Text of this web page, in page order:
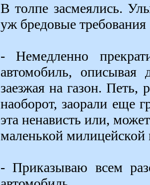
В толпе засмеялись.
уж бредовые требования
- Немедленно
автомобиль,
заезжая на газон. Петь,
наоборот, заорали еще
эта ненависть или,
маленькой
- Приказываю всем